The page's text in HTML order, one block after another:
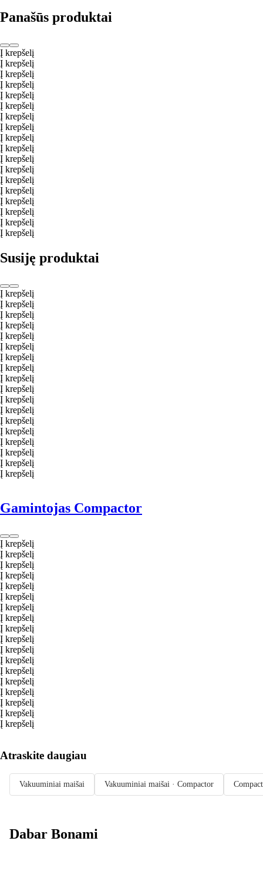
Panašūs produktai
Į krepšelį
Į krepšelį
Į krepšelį
Į krepšelį
Į krepšelį
Į krepšelį
Į krepšelį
Į krepšelį
Į krepšelį
Į krepšelį
Į krepšelį
Į krepšelį
Į krepšelį
Į krepšelį
Į krepšelį
Į krepšelį
Į krepšelį
Į krepšelį
Susiję produktai
Į krepšelį
Į krepšelį
Į krepšelį
Į krepšelį
Į krepšelį
Į krepšelį
Į krepšelį
Į krepšelį
Į krepšelį
Į krepšelį
Į krepšelį
Į krepšelį
Į krepšelį
Į krepšelį
Į krepšelį
Į krepšelį
Į krepšelį
Į krepšelį
Gamintojas Compactor
Į krepšelį
Į krepšelį
Į krepšelį
Į krepšelį
Į krepšelį
Į krepšelį
Į krepšelį
Į krepšelį
Į krepšelį
Į krepšelį
Į krepšelį
Į krepšelį
Į krepšelį
Į krepšelį
Į krepšelį
Į krepšelį
Į krepšelį
Į krepšelį
Atraskite daugiau
Vakuuminiai maišai Vakuuminiai maišai · Compactor
Dabar Bonami